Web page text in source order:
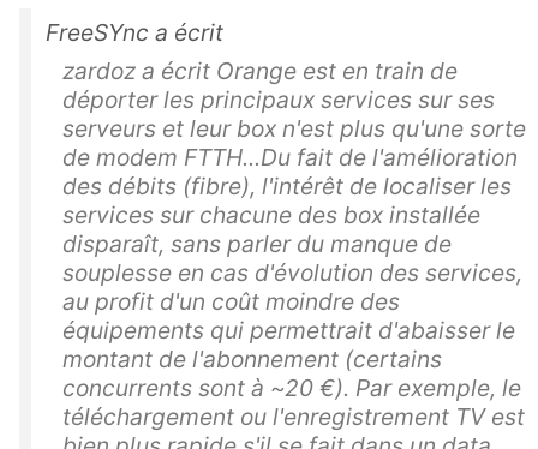
FreeSYnc a écrit
zardoz a écrit Orange est en train de
déporter les principaux services sur ses
serveurs et leur box n'est plus qu'une sorte
de modem FTTH...Du fait de l'amélioration
des débits (fibre), l'intérêt de localiser les
services sur chacune des box installée
disparaît, sans parler du manque de
souplesse en cas d'évolution des services,
au profit d'un coût moindre des
équipements qui permettrait d'abaisser le
montant de l'abonnement (certains
concurrents sont à ~20 €). Par exemple, le
téléchargement ou l'enregistrement TV est